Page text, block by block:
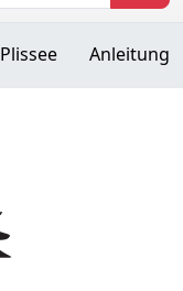
Plissee Anleitung